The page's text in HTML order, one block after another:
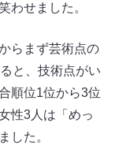
わせました。
らまず芸術点の
と、技術点がい
順位1位から3位
性3人は「めっ
した。